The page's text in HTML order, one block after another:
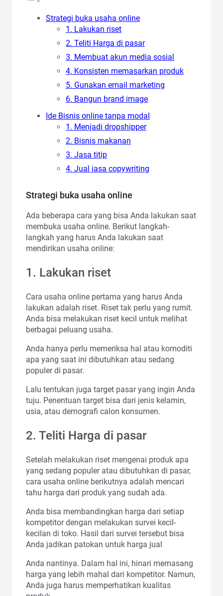
Strategi buka usaha online
1. Lakukan riset
2. Teliti Harga di pasar
3. Membuat akun media sosial
4. Konsisten memasarkan produk
5. Gunakan email marketing
6. Bangun brand image
Ide Bisnis online tanpa modal
1. Menjadi dropshipper
2. Bisnis makanan
3. Jasa titip
4. Jual jasa copywriting
Strategi buka usaha online
Ada beberapa cara yang bisa Anda lakukan saat
membuka usaha online. Berikut langkah-
langkah yang harus Anda lakukan saat
mendirikan usaha online:
1. Lakukan riset
Cara usaha online pertama yang harus Anda
lakukan adalah riset. Riset tak perlu yang rumit.
Anda bisa melakukan riset kecil untuk melihat
berbagai peluang usaha.
Anda hanya perlu memeriksa hal atau komoditi
apa yang saat ini dibutuhkan atau sedang
populer di pasar.
Lalu tentukan juga target pasar yang ingin Anda
tuju. Penentuan target bisa dari jenis kelamin,
usia, atau demografi calon konsumen.
2. Teliti Harga di pasar
Setelah melakukan riset mengenai produk apa
yang sedang populer atau dibutuhkan di pasar,
cara usaha online berikutnya adalah mencari
tahu harga dari produk yang sudah ada.
Anda bisa membandingkan harga dari setiap
kompetitor dengan melakukan survei kecil-
kecilan di toko. Hasil dari survei tersebut bisa
Anda jadikan patokan untuk harga jual
Anda nantinya. Dalam hal ini, hinari memasang
harga yang lebih mahal dari kompetitor. Namun,
Anda juga harus memperhatikan kualitas